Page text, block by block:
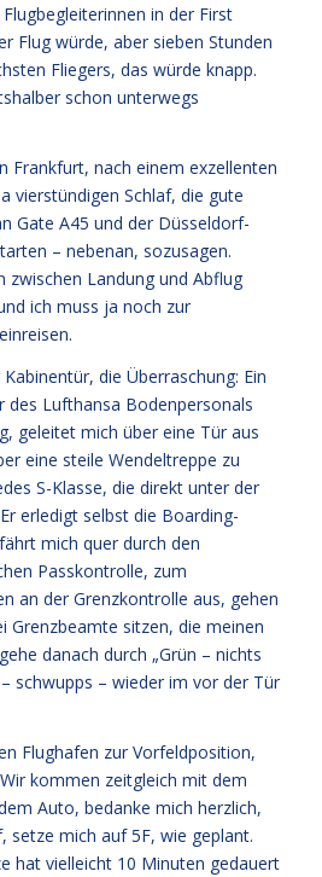
in der First
Flug würde, aber sieben Stunden
Fliegers, das würde knapp.
schon unterwegs
Frankfurt, nach einem exzellenten
vierstündigen Schlaf, die gute
Gate A45 und der Düsseldorf-
– nebenan, sozusagen.
zwischen Landung und Abflug
ich muss ja noch zur
die Überraschung: Ein
des Lufthansa Bodenpersonals
geleitet mich über eine Tür aus
eine steile Wendeltreppe zu
S-Klasse, die direkt unter der
erledigt selbst die Boarding-
mich quer durch den
Passkontrolle, zum
an der Grenzkontrolle aus, gehen
Grenzbeamte sitzen, die meinen
danach durch „Grün – nichts
schwupps – wieder im vor der Tür
Flughafen zur Vorfeldposition,
kommen zeitgleich mit dem
Auto, bedanke mich herzlich,
setze mich auf 5F, wie geplant.
hat vielleicht 10 Minuten gedauert